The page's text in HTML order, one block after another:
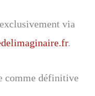
via
.
comme définitive